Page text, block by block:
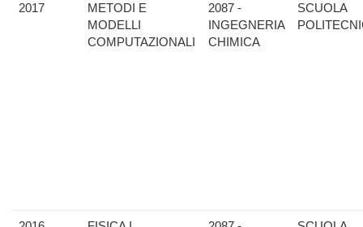
2017
METODI E
MODELLI
COMPUTAZIONALI
2087 -
INGEGNERIA
CHIMICA
SCUOLA